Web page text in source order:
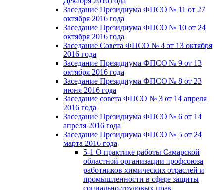
Заседание Президиума ФПСО № 11 от 27
октября 2016 года
Заседание Президиума ФПСО № 10 от 24
октября 2016 года
Заседание Совета ФПСО № 4 от 13 октября
2016 года
Заседание Президиума ФПСО № 9 от 13
октября 2016 года
Заседание Президиума ФПСО № 8 от 23
июня 2016 года
Заседание совета ФПСО № 3 от 14 апреля
2016 года
Заседание Президиума ФПСО № 6 от 14
апреля 2016 года
Заседание Президиума ФПСО № 5 от 24
марта 2016 года
5-1 О практике работы Самарской
областной организации профсоюза
работников химических отраслей и
промышленности в сфере защиты
социально-трудовых прав